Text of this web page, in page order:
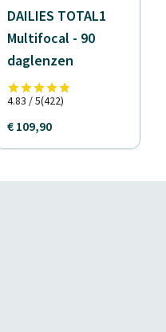
DAILIES TOTAL1
Multifocal - 90
daglenzen
4.83 / 5(422)
€ 109,90